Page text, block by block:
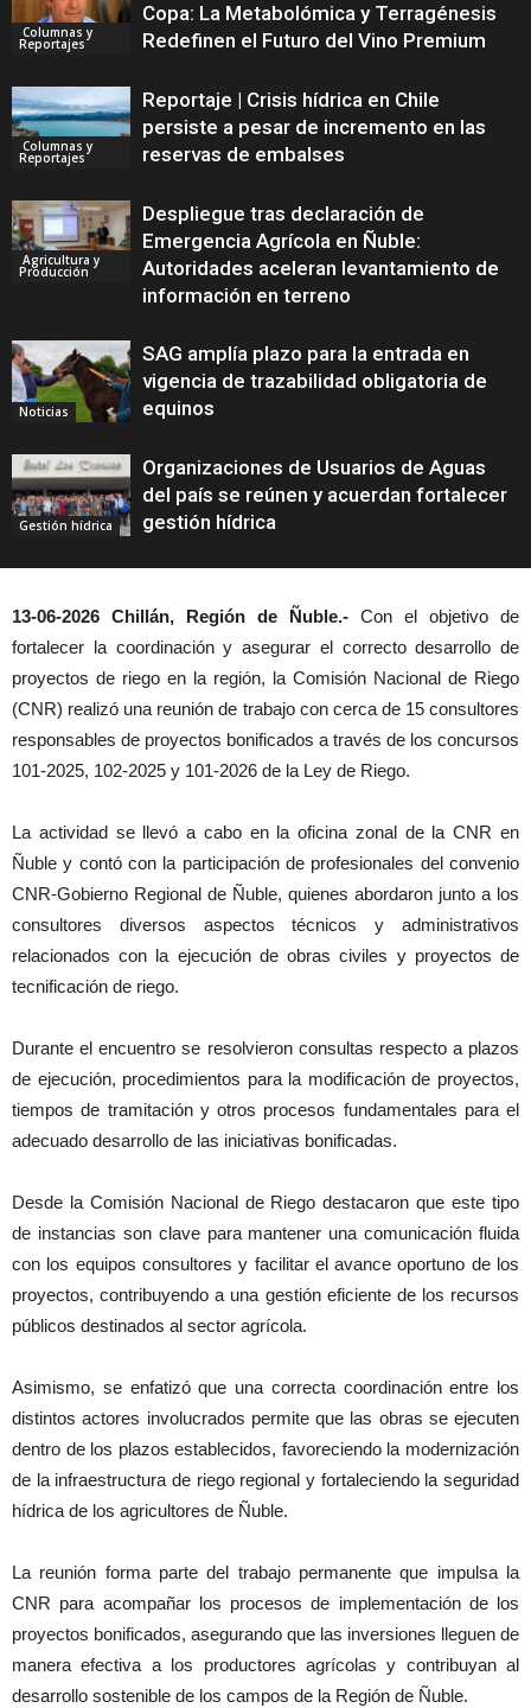
Columnas y
Reportajes
Copa: La Metabolómica y Terragénesis
Redefinen el Futuro del Vino Premium
Columnas y
Reportajes
Reportaje | Crisis hídrica en Chile
persiste a pesar de incremento en las
reservas de embalses
Agricultura y
Producción
Despliegue tras declaración de
Emergencia Agrícola en Ñuble:
Autoridades aceleran levantamiento de
información en terreno
Noticias
SAG amplía plazo para la entrada en
vigencia de trazabilidad obligatoria de
equinos
Gestión hídrica
Organizaciones de Usuarios de Aguas
del país se reúnen y acuerdan fortalecer
gestión hídrica
13-06-2026 Chillán, Región de Ñuble.- Con el objetivo de
fortalecer la coordinación y asegurar el correcto desarrollo de
proyectos de riego en la región, la Comisión Nacional de Riego
(CNR) realizó una reunión de trabajo con cerca de 15 consultores
responsables de proyectos bonificados a través de los concursos
101-2025, 102-2025 y 101-2026 de la Ley de Riego.
La actividad se llevó a cabo en la oficina zonal de la CNR en
Ñuble y contó con la participación de profesionales del convenio
CNR-Gobierno Regional de Ñuble, quienes abordaron junto a los
consultores diversos aspectos técnicos y administrativos
relacionados con la ejecución de obras civiles y proyectos de
tecnificación de riego.
Durante el encuentro se resolvieron consultas respecto a plazos
de ejecución, procedimientos para la modificación de proyectos,
tiempos de tramitación y otros procesos fundamentales para el
adecuado desarrollo de las iniciativas bonificadas.
Desde la Comisión Nacional de Riego destacaron que este tipo
de instancias son clave para mantener una comunicación fluida
con los equipos consultores y facilitar el avance oportuno de los
proyectos, contribuyendo a una gestión eficiente de los recursos
públicos destinados al sector agrícola.
Asimismo, se enfatizó que una correcta coordinación entre los
distintos actores involucrados permite que las obras se ejecuten
dentro de los plazos establecidos, favoreciendo la modernización
de la infraestructura de riego regional y fortaleciendo la seguridad
hídrica de los agricultores de Ñuble.
La reunión forma parte del trabajo permanente que impulsa la
CNR para acompañar los procesos de implementación de los
proyectos bonificados, asegurando que las inversiones lleguen de
manera efectiva a los productores agrícolas y contribuyan al
desarrollo sostenible de los campos de la Región de Ñuble.